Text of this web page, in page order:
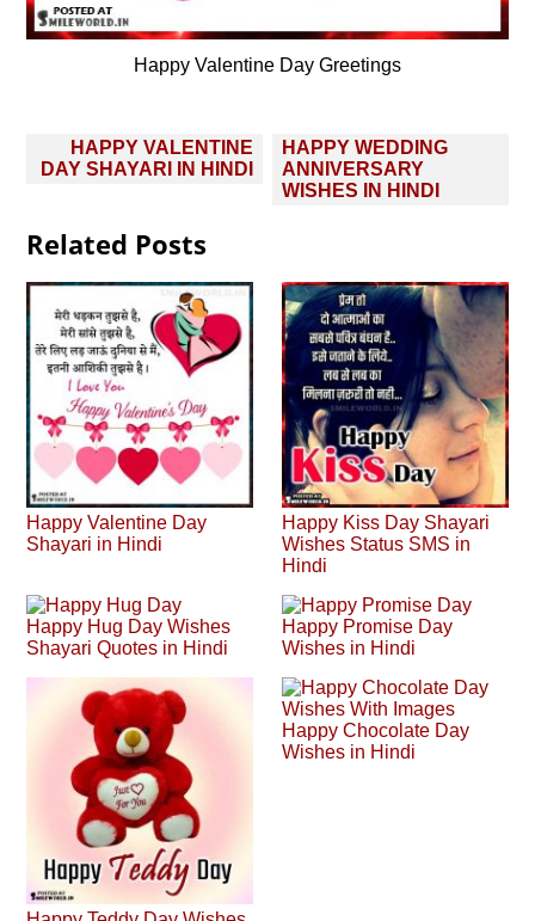
Happy Valentine Day Greetings
Post
navigation
HAPPY VALENTINE
DAY SHAYARI IN HINDI
HAPPY WEDDING
ANNIVERSARY
WISHES IN HINDI
Related Posts
Happy Valentine Day
Shayari in Hindi
Happy Kiss Day Shayari
Wishes Status SMS in
Hindi
Happy Hug Day Wishes
Shayari Quotes in Hindi
Happy Promise Day
Wishes in Hindi
Happy Chocolate Day
Wishes in Hindi